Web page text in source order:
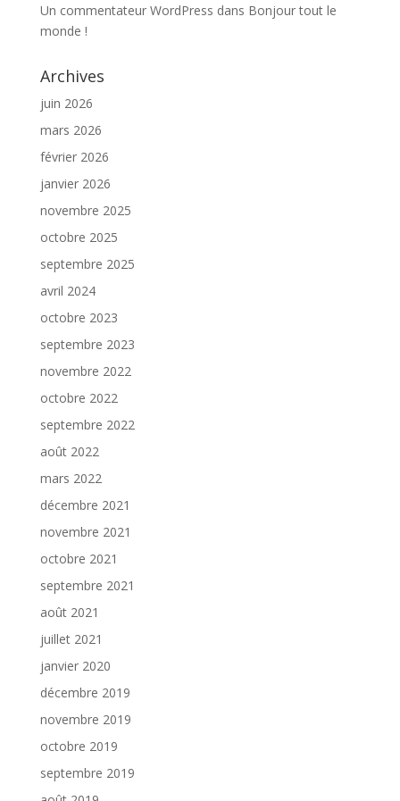
Un commentateur WordPress dans Bonjour tout le
monde !
Archives
juin 2026
mars 2026
février 2026
janvier 2026
novembre 2025
octobre 2025
septembre 2025
avril 2024
octobre 2023
septembre 2023
novembre 2022
octobre 2022
septembre 2022
août 2022
mars 2022
décembre 2021
novembre 2021
octobre 2021
septembre 2021
août 2021
juillet 2021
janvier 2020
décembre 2019
novembre 2019
octobre 2019
septembre 2019